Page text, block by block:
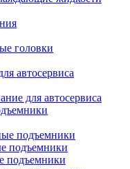
головки
автосервиса
для автосервиса
подъемники
подъемники
подъемники